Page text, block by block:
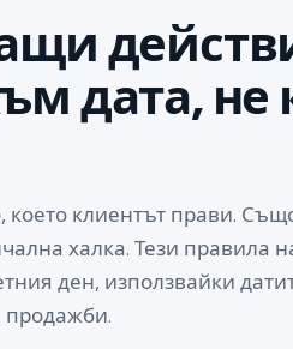
дата, не
клиентът прави.
халка. Тези правила
ден, използвайки
продажби.